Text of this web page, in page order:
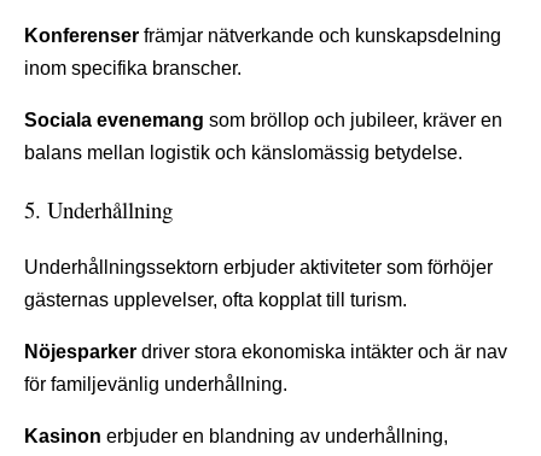
Konferenser främjar nätverkande och kunskapsdelning
inom specifika branscher.
Sociala evenemang som bröllop och jubileer, kräver en
balans mellan logistik och känslomässig betydelse.
5. Underhållning
Underhållningssektorn erbjuder aktiviteter som förhöjer
gästernas upplevelser, ofta kopplat till turism.
Nöjesparker driver stora ekonomiska intäkter och är nav
för familjevänlig underhållning.
Kasinon erbjuder en blandning av underhållning,